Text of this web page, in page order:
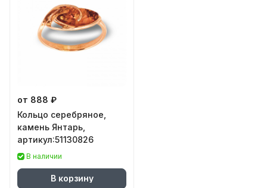
от 888 ₽
Кольцо серебряное,
камень Янтарь,
артикул:51130826
В наличии
В корзину